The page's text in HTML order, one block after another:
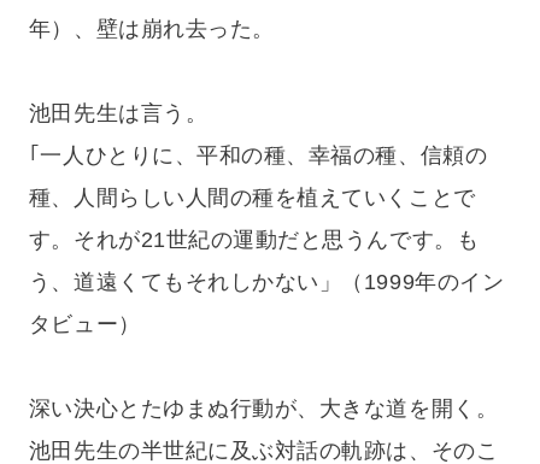
年）、壁は崩れ去った。
池田先生は言う。
｢一人ひとりに、平和の種、幸福の種、信頼の
種、人間らしい人間の種を植えていくことで
す。それが21世紀の運動だと思うんです。も
う、道遠くてもそれしかない」（1999年のイン
タビュー）
深い決心とたゆまぬ行動が、大きな道を開く。
池田先生の半世紀に及ぶ対話の軌跡は、そのこ